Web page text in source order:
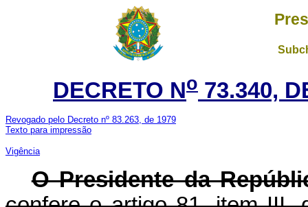
DECRETO No 73.340,
Revogado pelo Decreto nº 83.263, de 1979
Texto para impressão
Vigência
O Presidente da